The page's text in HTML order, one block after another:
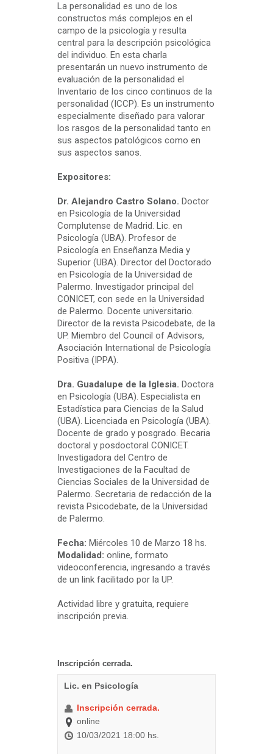
La personalidad es uno de los
constructos más complejos en el
campo de la psicología y resulta
central para la descripción psicológica
del individuo. En esta charla
presentarán un nuevo instrumento de
evaluación de la personalidad el
Inventario de los cinco continuos de la
personalidad (ICCP). Es un instrumento
especialmente diseñado para valorar
los rasgos de la personalidad tanto en
sus aspectos patológicos como en
sus aspectos sanos.
Expositores:
Dr. Alejandro Castro Solano. Doctor
en Psicología de la Universidad
Complutense de Madrid. Lic. en
Psicología (UBA). Profesor de
Psicología en Enseñanza Media y
Superior (UBA). Director del Doctorado
en Psicología de la Universidad de
Palermo. Investigador principal del
CONICET, con sede en la Universidad
de Palermo. Docente universitario.
Director de la revista Psicodebate, de la
UP. Miembro del Council of Advisors,
Asociación International de Psicología
Positiva (IPPA).
Dra. Guadalupe de la Iglesia. Doctora
en Psicología (UBA). Especialista en
Estadística para Ciencias de la Salud
(UBA). Licenciada en Psicología (UBA).
Docente de grado y posgrado. Becaria
doctoral y posdoctoral CONICET.
Investigadora del Centro de
Investigaciones de la Facultad de
Ciencias Sociales de la Universidad de
Palermo. Secretaria de redacción de la
revista Psicodebate, de la Universidad
de Palermo.
Fecha: Miércoles 10 de Marzo 18 hs.
Modalidad: online, formato
videoconferencia, ingresando a través
de un link facilitado por la UP.
Actividad libre y gratuita, requiere
inscripción previa.